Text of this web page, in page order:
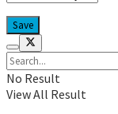
No Result
View All Result